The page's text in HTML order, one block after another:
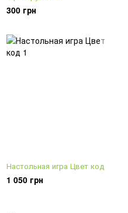
300 грн
Настольная игра Цвет код
1 050 грн